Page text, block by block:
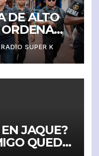
DE ALTO
Y
RADIO SUPER K
JAQUE?
QUEDA